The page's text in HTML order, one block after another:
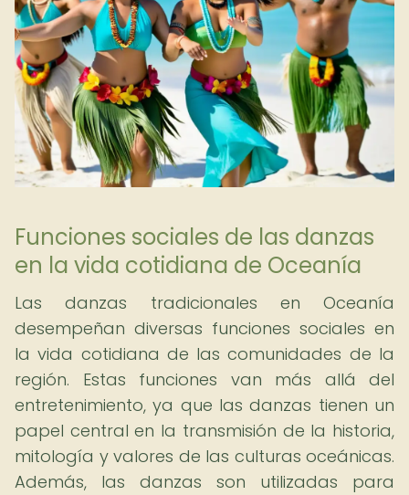
Funciones sociales de las danzas
en la vida cotidiana de Oceanía
Las danzas tradicionales en Oceanía
desempeñan diversas funciones sociales en
la vida cotidiana de las comunidades de la
región. Estas funciones van más allá del
entretenimiento, ya que las danzas tienen un
papel central en la transmisión de la historia,
mitología y valores de las culturas oceánicas.
Además, las danzas son utilizadas para